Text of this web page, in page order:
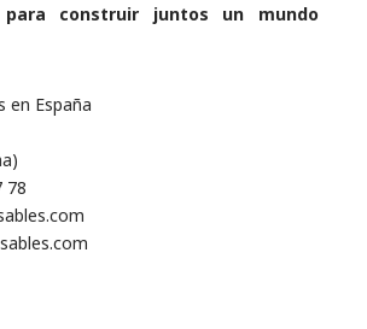
para construir juntos un mundo
en España
78